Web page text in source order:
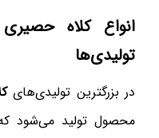
انواعکلاه حصیری
تولیدی‌ها
در بزرگترین تولیدی‌های
محصول تولید می‌شود